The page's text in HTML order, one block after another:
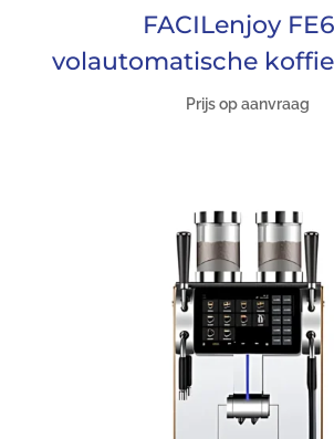
FACILenjoy
volautomatische
Prijs op aanvraag